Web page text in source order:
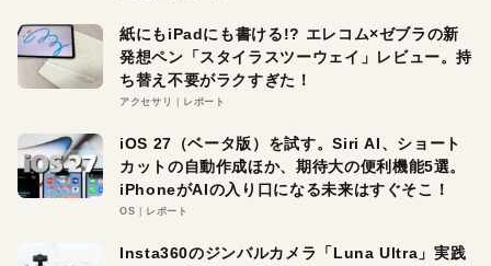
紙にもiPadにも書ける!? エレコム×ゼブラの新
発想ペン「スタイラスツーウェイ」レビュー。持
ち替え不要がラクすぎた！
アクセサリ レポート
iOS 27（ベータ版）を試す。Siri AI、ショート
カットの自動作成ほか、期待大の便利機能5選。
iPhoneがAIの入り口になる未来はすぐそこ！
OS レポート
Insta360のジンバルカメラ「Luna Ultra」実践